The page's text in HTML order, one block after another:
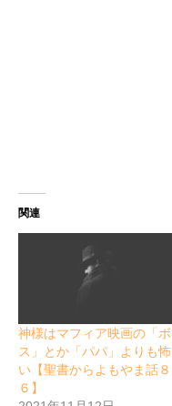
関連
神様はマフィア映画の「ボ
ス」とか「パパ」よりも怖
い【聖書からよもやま話８
６】